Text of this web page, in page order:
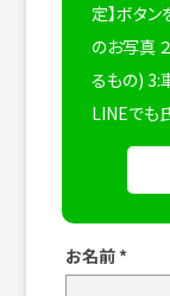
定】ボタ
のお写真
るもの) 3:
LINEでも
お名前 *